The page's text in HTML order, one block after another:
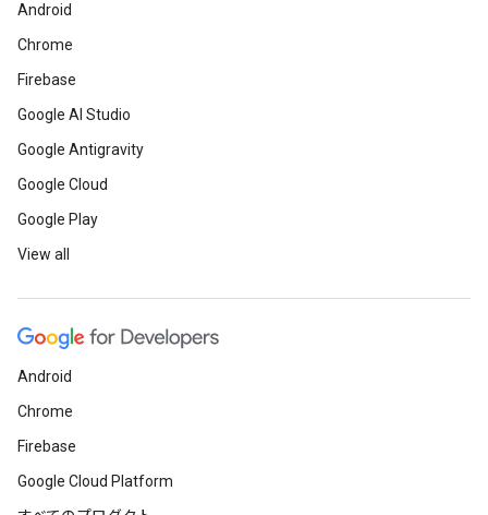
Android
Chrome
Firebase
Google AI Studio
Google Antigravity
Google Cloud
Google Play
View all
Android
Chrome
Firebase
Google Cloud Platform